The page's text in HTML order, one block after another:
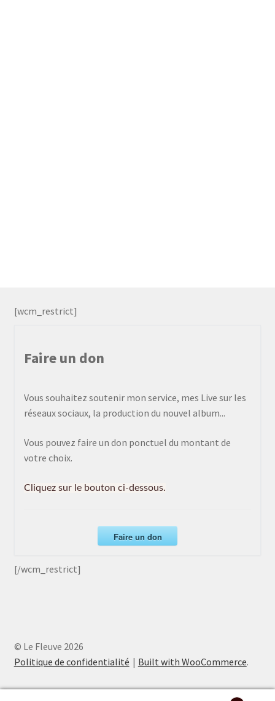
[wcm_restrict]
Faire un don
Vous souhaitez soutenir mon service, mes Live sur les
réseaux sociaux, la production du nouvel album...
Vous pouvez faire un don ponctuel du montant de
votre choix.
Cliquez sur le bouton ci-dessous.
Faire un don
[/wcm_restrict]
© Le Fleuve 2026
Politique de confidentialité
Built with WooCommerce.